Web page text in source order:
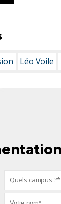
Léo Voile